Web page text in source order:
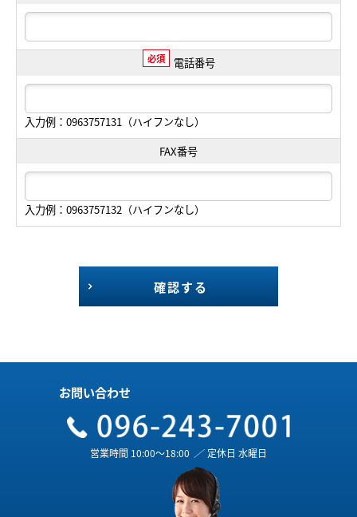
必須 電話番号
入力例：0963757131（ハイフンなし）
FAX番号
入力例：0963757132（ハイフンなし）
確認する
お問い合わせ
営業時間 10:00～18:00 ／ 定休日 水曜日